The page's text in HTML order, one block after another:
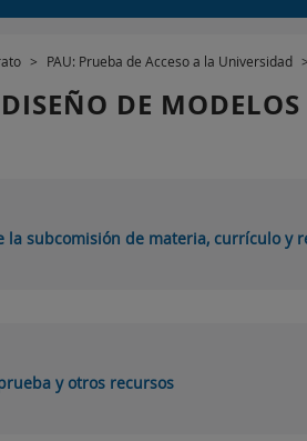
> PAU: Prueba de Acceso a la Universidad >
DE
la subcomisión de materia, currículo y
y otros recursos